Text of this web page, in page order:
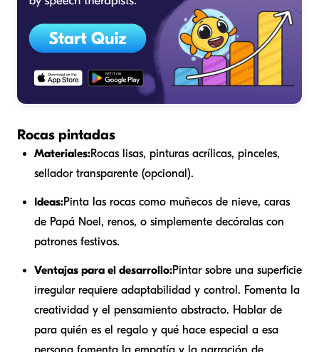
Rocas pintadas
Materiales:Rocas lisas, pinturas acrílicas, pinceles,
sellador transparente (opcional).
Ideas:Pinta las rocas como muñecos de nieve, caras
de Papá Noel, renos, o simplemente decóralas con
patrones festivos.
Ventajas para el desarrollo:Pintar sobre una superficie
irregular requiere adaptabilidad y control. Fomenta la
creatividad y el pensamiento abstracto. Hablar de
para quién es el regalo y qué hace especial a esa